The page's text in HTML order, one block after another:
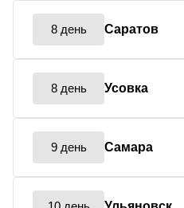
8 день Саратов
8 день Усовка
9 день Самара